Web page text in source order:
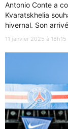
Antonio Conte a
Kvaratskhelia
hivernal. Son
11 janvier 2025 à 18h15